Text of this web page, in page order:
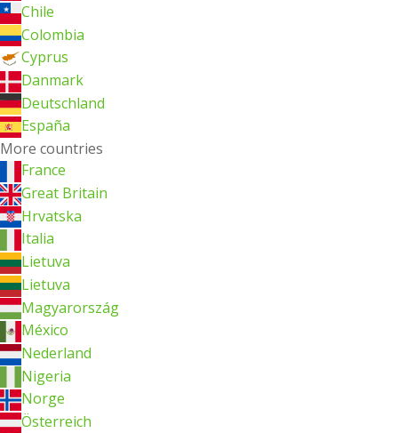
Chile
Colombia
Cyprus
Danmark
Deutschland
España
More countries
France
Great Britain
Hrvatska
Italia
Lietuva
Lietuva
Magyarország
México
Nederland
Nigeria
Norge
Österreich